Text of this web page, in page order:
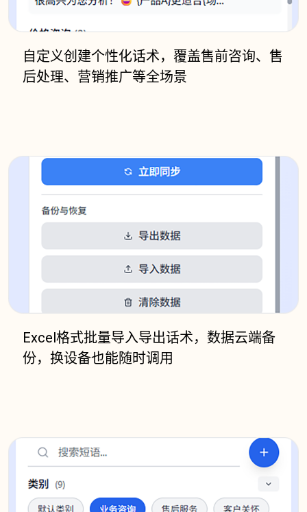
自定义创建个性化话术，覆盖售前咨询、售
后处理、营销推广等全场景
Excel格式批量导入导出话术，数据云端备
份，换设备也能随时调用